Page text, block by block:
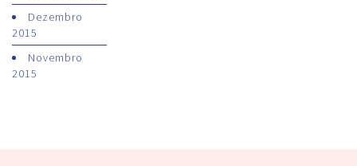
Dezembro
2015
Novembro
2015